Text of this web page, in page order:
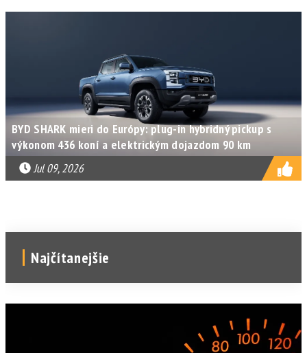
BYD SHARK mieri do Európy: plug-in hybridný pickup s
výkonom 436 koní a elektrickým dojazdom 90 km
Jul 09, 2026
Najčítanejšie